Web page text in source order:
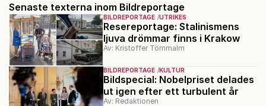
Senaste texterna inom Bildreportage
BILDREPORTAGE UTRIKES
Resereportage: Stalinismens
ljuva drömmar finns i Krakow
Av: Kristoffer Törnmalm
BILDREPORTAGE KULTUR
Bildspecial: Nobelpriset delades
ut igen efter ett turbulent år
Av: Redaktionen